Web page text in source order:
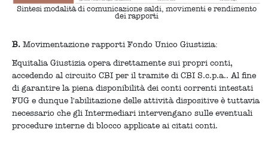
Sintesi modalità di comunicazione saldi, movimenti e rendimento
dei rapporti
B. Movimentazione rapporti Fondo Unico Giustizia:
Equitalia Giustizia opera direttamente sui propri conti,
accedendo al circuito CBI per il tramite di CBI S.c.p.a.. Al fine
di garantire la piena disponibilità dei conti correnti intestati
FUG e dunque l'abilitazione delle attività dispositive è tuttavia
necessario che gli Intermediari intervengano sulle eventuali
procedure interne di blocco applicate ai citati conti.